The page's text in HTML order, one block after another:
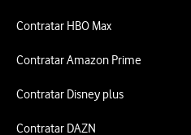
Contratar HBO Max
Contratar Amazon Prime
Contratar Disney plus
Contratar DAZN